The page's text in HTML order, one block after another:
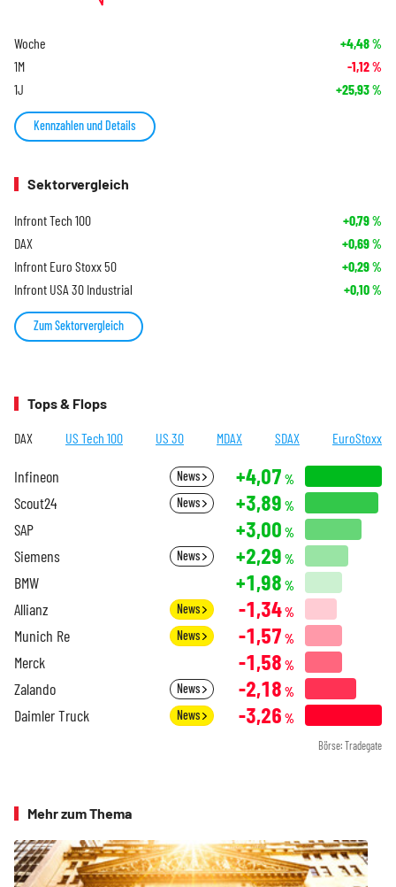
Woche +4,48%
1M -1,12%
1J +25,93%
Kennzahlen und Details
Sektorvergleich
Infront Tech 100 +0,79%
DAX +0,69%
Infront Euro Stoxx 50 +0,29%
Infront USA 30 Industrial +0,10%
Zum Sektorvergleich
Tops & Flops
DAX US Tech 100 US 30 MDAX SDAX EuroStoxx
Infineon News +4,07 %
Scout24 News +3,89 %
SAP +3,00 %
Siemens News +2,29 %
BMW +1,98 %
Allianz News -1,34%
Munich Re News -1,57 %
Merck -1,58 %
Zalando News -2,18 %
Daimler Truck News -3,26 %
Börse: Tradegate
Mehr zum Thema